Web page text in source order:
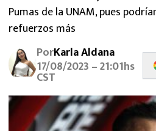
SELECCIÓN MEXICANA
FUTBOL INTERNACIONAL
MEXICANOS EN EL EXTRANJERO
FUTBOL ESTUFA
Pumas de la UNAM, pues
refuerzos más
PorKarla Aldana
17/08/2023 – 21:01hs
CST